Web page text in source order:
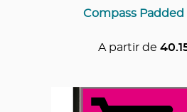
Compass Padded
A partir de